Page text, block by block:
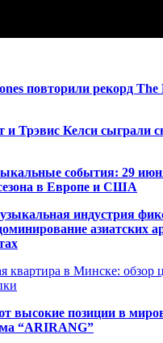
повторили рекорд The
и Трэвис Келси сыграли
события: 29
в Европе и США
индустрия
азиатских
квартира в Минске: обзор
высокие позиции в
“ARIRANG”